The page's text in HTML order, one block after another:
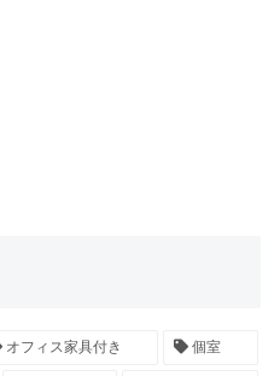
オフィス家具付き 個室